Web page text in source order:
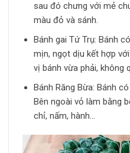
sau đó chưng với mẻ
màu đỏ và sánh.
Bánh gai Tứ Trụ: Bánh
mịn, ngọt dịu kết hợp
vị bánh vừa phải, không
Bánh Răng Bừa: Bánh
Bên ngoài vỏ làm bằng
chỉ, nấm, hành…